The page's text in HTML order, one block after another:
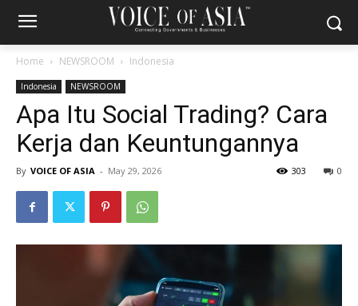
Home NEWSROOM Indonesia
Indonesia NEWSROOM
Apa Itu Social Trading? Cara
Kerja dan Keuntungannya
By VOICE OF ASIA - May 29, 2026 0
303